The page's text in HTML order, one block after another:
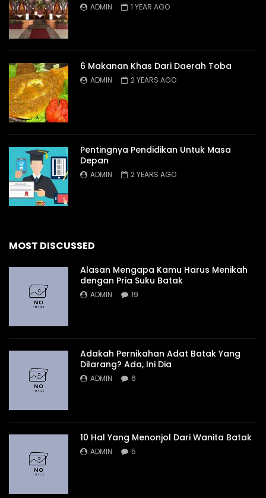
ADMIN 1 YEAR AGO
6 Makanan Khas Dari Daerah Toba
ADMIN 2 YEARS AGO
Pentingnya Pendidikan Untuk Masa
Depan
ADMIN 2 YEARS AGO
MOST DISCUSSED
Alasan Mengapa Kamu Harus Menikah
dengan Pria Suku Batak
ADMIN 19
Adakah Pernikahan Adat Batak Yang
Dilarang? Ada, Ini Dia
ADMIN 6
10 Hal Yang Menonjol Dari Wanita Batak
ADMIN 5